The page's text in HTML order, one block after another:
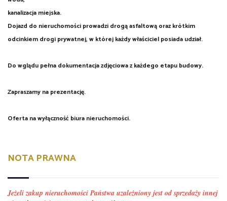
kanalizacja miejska.
Dojazd do nieruchomości prowadzi drogą asfaltową oraz krótkim
odcinkiem drogi prywatnej, w której każdy właściciel posiada udział.
Do wglądu pełna dokumentacja zdjęciowa z każdego etapu budowy.
Zapraszamy na prezentację.
Oferta na wyłączność biura nieruchomości.
NOTA PRAWNA
Jeżeli zakup nieruchomości Państwa uzależniony jest od sprzedaży innej